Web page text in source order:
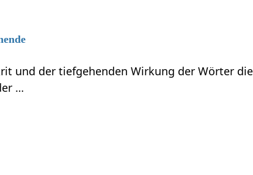
und der tiefgehenden Wirkung der Wörter
…